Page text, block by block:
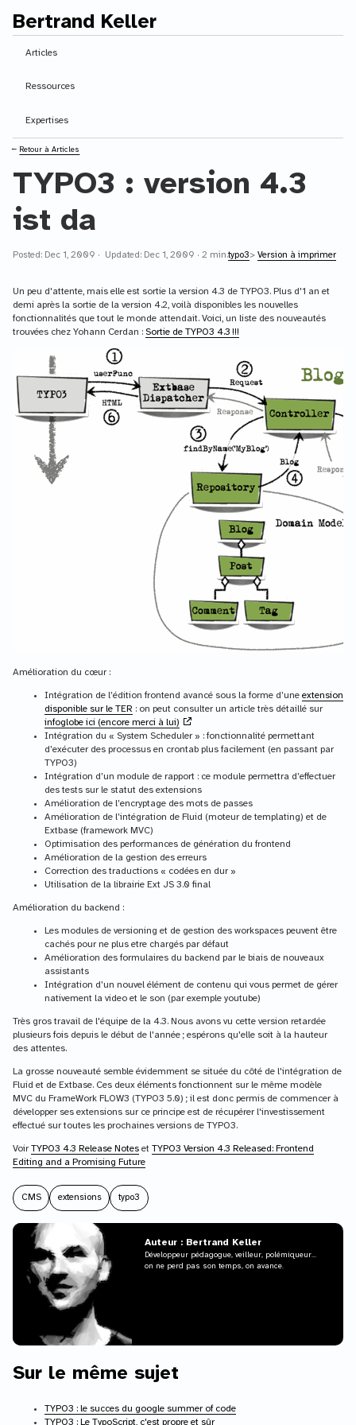
Contenu principal
Bertrand Keller
Articles
Ressources
Expertises
⭠ Retour à Articles
TYPO3 : version 4.3
ist da
Posted: Dec 1, 2009 · Updated: Dec 1, 2009 · 2 min.typo3> Version à imprimer
Un peu d'attente, mais elle est sortie la version 4.3 de TYPO3. Plus d'1 an et
demi après la sortie de la version 4.2, voilà disponibles les nouvelles
fonctionnalités que tout le monde attendait. Voici, un liste des nouveautés
trouvées chez Yohann Cerdan : Sortie de TYPO3 4.3 !!!
Amélioration du cœur :
Intégration de l’édition frontend avancé sous la forme d’une extension
disponible sur le TER : on peut consulter un article très détaillé sur
infoglobe ici (encore merci à lui)
Intégration du « System Scheduler » : fonctionnalité permettant
d’exécuter des processus en crontab plus facilement (en passant par
TYPO3)
Intégration d’un module de rapport : ce module permettra d’effectuer
des tests sur le statut des extensions
Amélioration de l’encryptage des mots de passes
Amélioration de l’intégration de Fluid (moteur de templating) et de
Extbase (framework MVC)
Optimisation des performances de génération du frontend
Amélioration de la gestion des erreurs
Correction des traductions « codées en dur »
Utilisation de la librairie Ext JS 3.0 final
Amélioration du backend :
Les modules de versioning et de gestion des workspaces peuvent être
cachés pour ne plus etre chargés par défaut
Amélioration des formulaires du backend par le biais de nouveaux
assistants
Intégration d’un nouvel élément de contenu qui vous permet de gérer
nativement la video et le son (par exemple youtube)
Très gros travail de l'équipe de la 4.3. Nous avons vu cette version retardée
plusieurs fois depuis le début de l'année ; espérons qu'elle soit à la hauteur
des attentes.
La grosse nouveauté semble évidemment se située du côté de l'intégration de
Fluid et de Extbase. Ces deux éléments fonctionnent sur le même modèle
MVC du FrameWork FLOW3 (TYPO3 5.0) ; il est donc permis de commencer à
développer ses extensions sur ce principe est de récupérer l'investissement
effectué sur toutes les prochaines versions de TYPO3.
Voir TYPO3 4.3 Release Notes et TYPO3 Version 4.3 Released: Frontend
Editing and a Promising Future
CMS extensions typo3
Auteur : Bertrand Keller
Développeur pédagogue, veilleur, polémiqueur...
on ne perd pas son temps, on avance.
Sur le même sujet
TYPO3 : le succes du google summer of code
TYPO3 : Le TypoScript, c'est propre et sûr